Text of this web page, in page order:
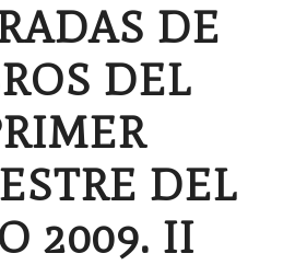
DE
DEL
DEL
2009. II